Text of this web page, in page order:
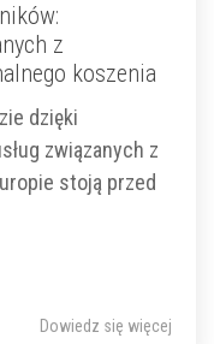
z
koszenia
dzięki
związanych z
stoją przed
Dowiedz się więcej